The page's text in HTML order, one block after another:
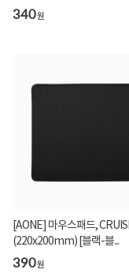
340원
[AONE] 마우스패드,
(220x200mm) [블랙-블...
390원